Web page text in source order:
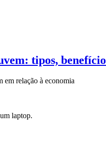
tipos,
em relação à economia